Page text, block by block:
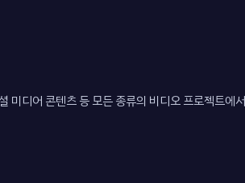
미디어 콘텐츠 등 모든 종류의 비디오 프로젝트